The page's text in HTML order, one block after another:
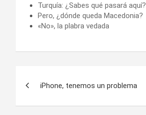
Turquía: ¿Sabes qué pasará aquí?
Pero, ¿dónde queda Macedonia?
«No», la plabra vedada
iPhone, tenemos un problema